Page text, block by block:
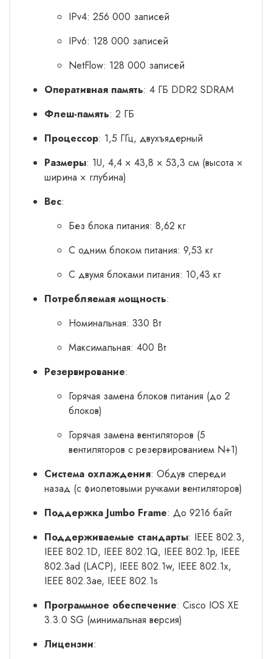
IPv4: 256 000 записей
IPv6: 128 000 записей
NetFlow: 128 000 записей
Оперативная память: 4 ГБ DDR2 SDRAM
Флеш-память: 2 ГБ
Процессор: 1,5 ГГц, двухъядерный
Размеры: 1U, 4,4 × 43,8 × 53,3 см (высота ×
ширина × глубина)
Вес:
Без блока питания: 8,62 кг
С одним блоком питания: 9,53 кг
С двумя блоками питания: 10,43 кг
Потребляемая мощность:
Номинальная: 330 Вт
Максимальная: 400 Вт
Резервирование:
Горячая замена блоков питания (до 2
блоков)
Горячая замена вентиляторов (5
вентиляторов с резервированием N+1)
Система охлаждения: Обдув спереди
назад (с фиолетовыми ручками вентиляторов)
Поддержка Jumbo Frame: До 9216 байт
Поддерживаемые стандарты: IEEE 802.3,
IEEE 802.1D, IEEE 802.1Q, IEEE 802.1p, IEEE
802.3ad (LACP), IEEE 802.1w, IEEE 802.1x,
IEEE 802.3ae, IEEE 802.1s
Программное обеспечение: Cisco IOS XE
3.3.0 SG (минимальная версия)
Лицензии: